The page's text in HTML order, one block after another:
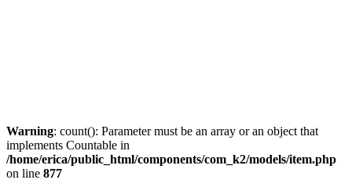
Warning: count(): Parameter must be an array or an object that
implements Countable in
/home/erica/public_html/components/com_k2/models/item.php
on line 877